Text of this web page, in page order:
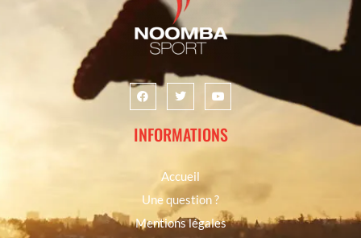
INFORMATIONS
Accueil
Une question ?
Mentions légales